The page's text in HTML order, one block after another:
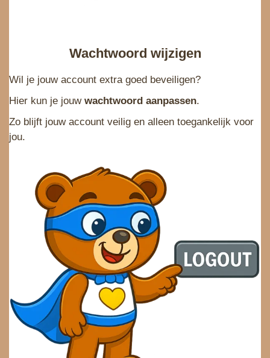
Wachtwoord wijzigen
Wil je jouw account extra goed beveiligen?
Hier kun je jouw wachtwoord aanpassen.
Zo blijft jouw account veilig en alleen toegankelijk voor
jou.